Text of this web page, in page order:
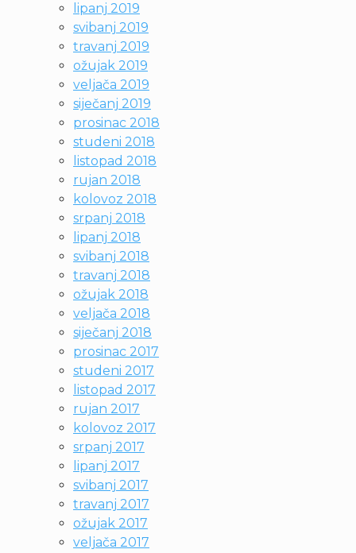
lipanj 2019
svibanj 2019
travanj 2019
ožujak 2019
veljača 2019
siječanj 2019
prosinac 2018
studeni 2018
listopad 2018
rujan 2018
kolovoz 2018
srpanj 2018
lipanj 2018
svibanj 2018
travanj 2018
ožujak 2018
veljača 2018
siječanj 2018
prosinac 2017
studeni 2017
listopad 2017
rujan 2017
kolovoz 2017
srpanj 2017
lipanj 2017
svibanj 2017
travanj 2017
ožujak 2017
veljača 2017